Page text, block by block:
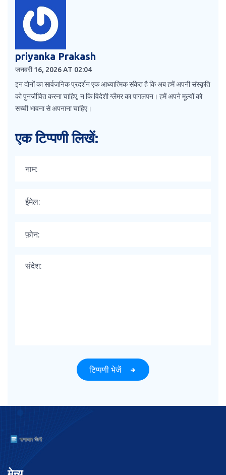
priyanka Prakash
जनवरी 16, 2026 AT 02:04
इन दोनों का सार्वजनिक प्रदर्शन एक आध्यात्मिक संकेत है कि अब हमें अपनी संस्कृति
को पुनर्जीवित करना चाहिए, न कि विदेशी ग्लैमर का पागलपन। हमें अपने मूल्यों को
सच्ची भावना से अपनाना चाहिए।
एक टिप्पणी लिखें:
टिप्पणी भेजें